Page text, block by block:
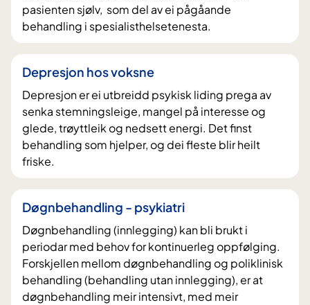
pasienten sjølv, som del av ei pågåande
behandling i spesialisthelsetenesta.
Depresjon hos voksne
Depresjon er ei utbreidd psykisk liding prega av
senka stemningsleige, mangel på interesse og
glede, trøyttleik og nedsett energi. Det finst
behandling som hjelper, og dei fleste blir heilt
friske.
Døgnbehandling - psykiatri
Døgnbehandling (innlegging) kan bli brukt i
periodar med behov for kontinuerleg oppfølging.
Forskjellen mellom døgnbehandling og poliklinisk
behandling (behandling utan innlegging), er at
døgnbehandling meir intensivt, med meir